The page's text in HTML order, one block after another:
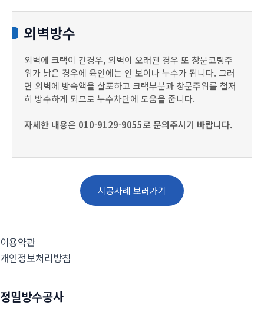
외벽방수
외벽에 크랙이 간경우, 외벽이 오래된 경우 또 창문코팅주
위가 낡은 경우에 육안에는 안 보이나 누수가 됩니다. 그러
면 외벽에 방숙액을 살포하고 크랙부분과 창문주위를 철저
히 방수하게 되므로 누수차단에 도움을 줍니다.
자세한 내용은 010-9129-9055로 문의주시기 바랍니다.
시공사례 보러가기
이용약관
개인정보처리방침
정밀방수공사